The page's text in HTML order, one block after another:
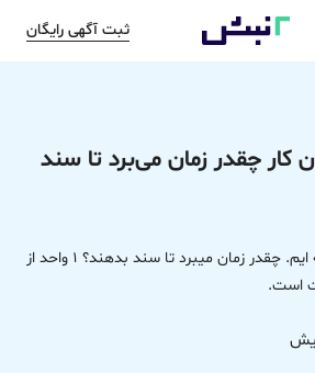
ثبت آگهی رایگان
کار چقدر زمان می‌برد تا سند
پایان کار آپارتمان را گرفته ایم. چقدر زمان میبرد تا سند بدهند؟ 1 واحد از